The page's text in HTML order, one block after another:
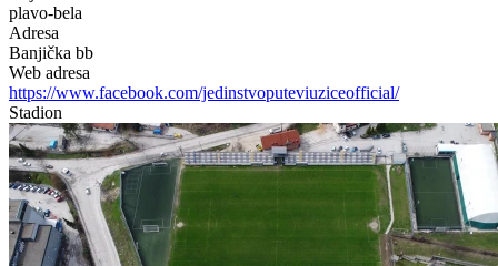
plavo-bela
Adresa
Banjička bb
Web adresa
https://www.facebook.com/jedinstvoputeviuziceofficial/
Stadion